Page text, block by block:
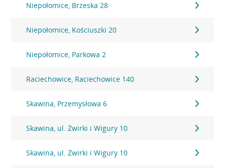
Niepołomice, Brzeska 28
Niepołomice, Kościuszki 20
Niepołomice, Parkowa 2
Raciechowice, Raciechowice 140
Skawina, Przemysłowa 6
Skawina, ul. Żwirki i Wigury 10
Skawina, ul. Żwirki i Wigury 10